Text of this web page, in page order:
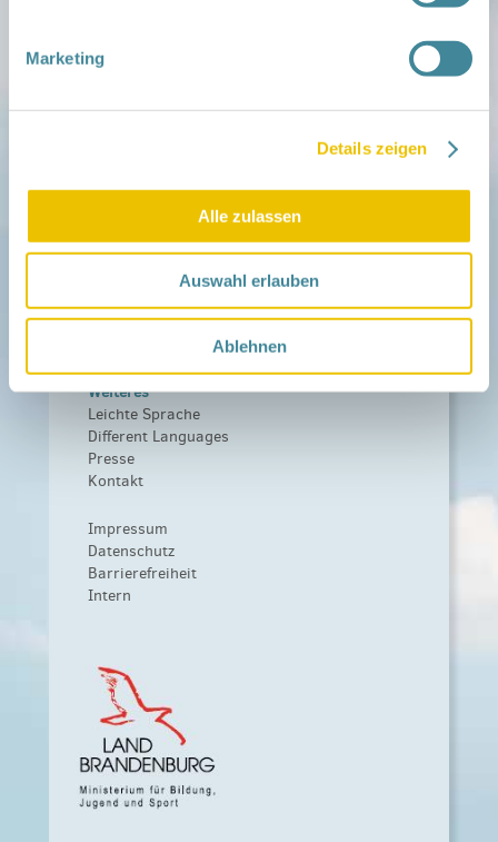
Marketing
Details zeigen
Alle zulassen
Auswahl erlauben
Ablehnen
Aktuelles
Netzwerk-Nachrichten
Das Familienhandbuch
Träger und Förderer
Kooperationen
Förderer werden / Spenden
Weiteres
Leichte Sprache
Different Languages
Presse
Kontakt
Impressum
Datenschutz
Barrierefreiheit
Intern